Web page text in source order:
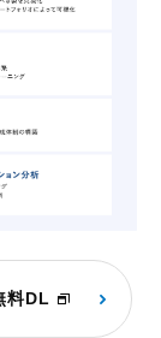
料DL